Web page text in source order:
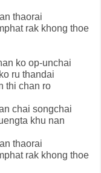
thaorai
rak khong thoe
ko op-unchai
ru thandai
thi chan ro
chai songchai
khu nan
thaorai
rak khong thoe